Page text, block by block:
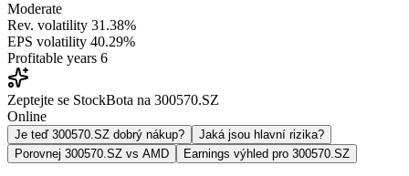
Moderate
Rev. volatility 31.38%
EPS volatility 40.29%
Profitable years 6
Zeptejte se StockBota na 300570.SZ
Online
Je teď 300570.SZ dobrý nákup?
Jaká jsou hlavní rizika?
Porovnej 300570.SZ vs AMD
Earnings výhled pro 300570.SZ